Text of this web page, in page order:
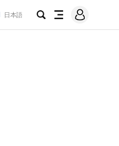
日本語
검
전
메
그